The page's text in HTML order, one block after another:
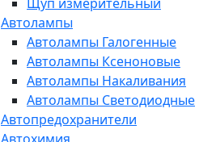
Автолампы
Автолампы Галогенные
Автолампы Ксеноновые
Автолампы Накаливания
Автолампы Светодиодные
Автопредохранители